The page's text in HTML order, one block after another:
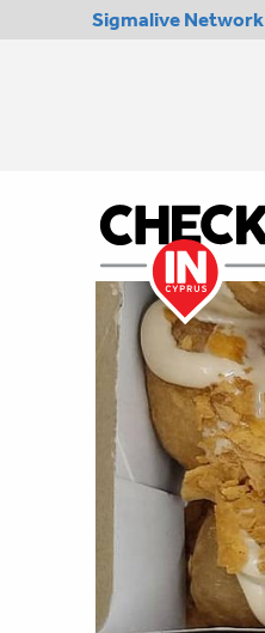
Sigmalive Network